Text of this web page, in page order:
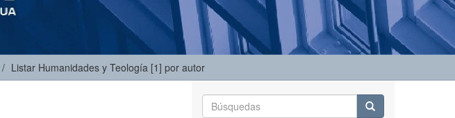
Listar Humanidades y Teología [1] por autor